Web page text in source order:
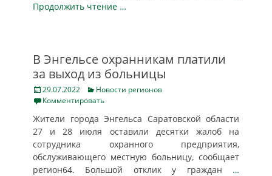
Продолжить чтение …
В Энгельсе охранникам платили
за выход из больницы
Posted
on
29.07.2022 Categories
Новости регионов
Комментировать
Жители города Энгельса Саратовской области
27 и 28 июля оставили десятки жалоб на
сотрудника охранного предприятия,
обслуживающего местную больницу, сообщает
регион64. Большой отклик у граждан …